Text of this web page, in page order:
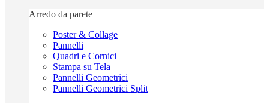
Arredo da parete
Poster & Collage
Pannelli
Quadri e Cornici
Stampa su Tela
Pannelli Geometrici
Pannelli Geometrici Split